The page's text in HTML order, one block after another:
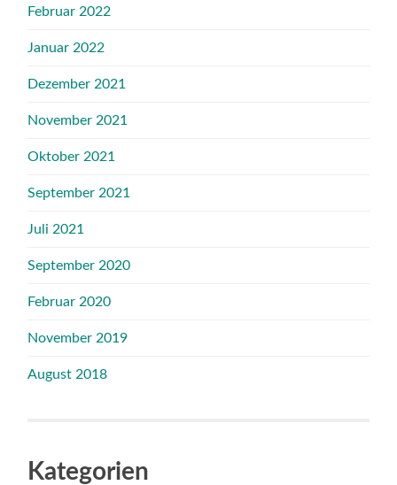
Februar 2022
Januar 2022
Dezember 2021
November 2021
Oktober 2021
September 2021
Juli 2021
September 2020
Februar 2020
November 2019
August 2018
Kategorien